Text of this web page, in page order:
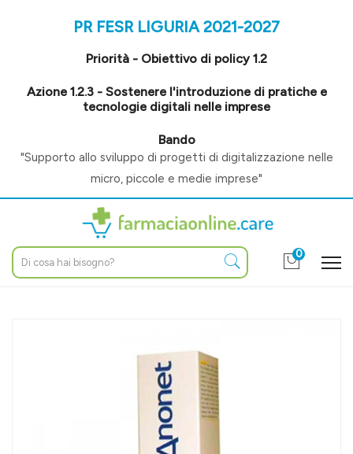
PR FESR LIGURIA 2021-2027
Priorità - Obiettivo di policy 1.2
Azione 1.2.3 - Sostenere l'introduzione di pratiche e
tecnologie digitali nelle imprese
Bando
"Supporto allo sviluppo di progetti di digitalizzazione nelle
micro, piccole e medie imprese"
0